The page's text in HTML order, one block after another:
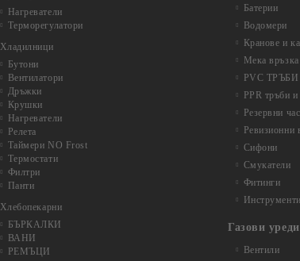
Нагреватели
Терморегулатори
Хладилници
Бутони
Вентилатори
Дръжки
Крушки
Нагреватели
Релета
Таймери NO Frost
Термостати
Филтри
Панти
Хлебопекарни
БЪРКАЛКИ
ВАНИ
РЕМЪЦИ
Батерии
Водомери
Кранове и
Мека връзка
PVC
PPR тръби
Резервни
Ревизионни
Сифони
Смукатели
Фитинги
Газови уреди
Вентили